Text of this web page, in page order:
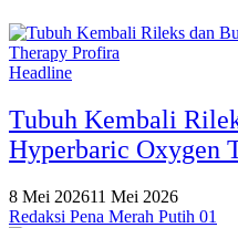
Headline
Tubuh Kembali
Hyperbaric Oxygen
8 Mei 202611 Mei 2026
Redaksi Pena Merah Putih 01